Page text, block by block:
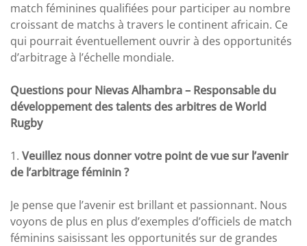
match féminines qualifiées pour participer au nombre
croissant de matchs à travers le continent africain. Ce
qui pourrait éventuellement ouvrir à des opportunités
d’arbitrage à l’échelle mondiale.
Questions pour Nievas Alhambra – Responsable du
développement des talents des arbitres de World
Rugby
1. Veuillez nous donner votre point de vue sur l’avenir
de l’arbitrage féminin ?
Je pense que l’avenir est brillant et passionnant. Nous
voyons de plus en plus d’exemples d’officiels de match
féminins saisissant les opportunités sur de grandes